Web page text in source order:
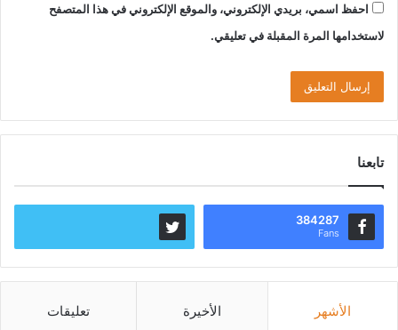
احفظ اسمي، بريدي الإلكتروني، والموقع الإلكتروني في هذا المتصفح
لاستخدامها المرة المقبلة في تعليقي.
تابعنا
384287
Fans
الأشهر الأخيرة تعليقات